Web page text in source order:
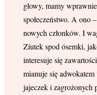
głowy, mamy
społeczeństwo. A ono
nowych członków. I
Ziutek spod ósemki,
interesuje się
mianuje się
jajeczek i zagrożonych